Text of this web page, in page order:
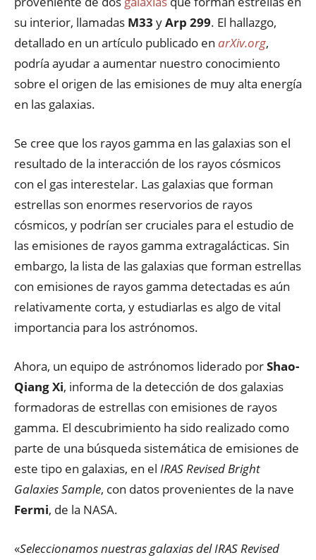
su interior, llamadas M33 yArp 299. El hallazgo,
detallado en un artículo publicado en arXiv.org,
podría ayudar a aumentar nuestro conocimiento
sobre el origen de las emisiones de muy alta energía
en las galaxias.
Se cree que los rayos gamma en las galaxias son el
resultado de la interacción de los rayos cósmicos
con el gas interestelar. Las galaxias que forman
estrellas son enormes reservorios de rayos
cósmicos, y podrían ser cruciales para el estudio de
las emisiones de rayos gamma extragalácticas. Sin
embargo, la lista de las galaxias que forman estrellas
con emisiones de rayos gamma detectadas es aún
relativamente corta, y estudiarlas es algo de vital
importancia para los astrónomos.
Ahora, un equipo de astrónomos liderado porShao-
Qiang Xi, informa de la detección de dos galaxias
formadoras de estrellas con emisiones de rayos
gamma. El descubrimiento ha sido realizado como
parte de una búsqueda sistemática de emisiones de
este tipo en galaxias, en el IRAS Revised Bright
Galaxies Sample, con datos provenientes de la nave
Fermi, de la NASA.
«Seleccionamos nuestras galaxias del IRAS Revised